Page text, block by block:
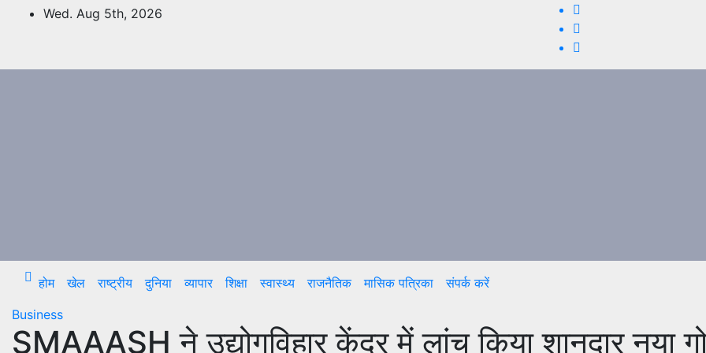
Wed. Aug 5th, 2026
होम खेल राष्ट्रीय दुनिया व्यापार शिक्षा स्वास्थ्य राजनैतिक मासिक पत्रिका
संपर्क करें
Business
SMAAASH ने उद्योगविहार केंद्र में लांच किया शानदार नया